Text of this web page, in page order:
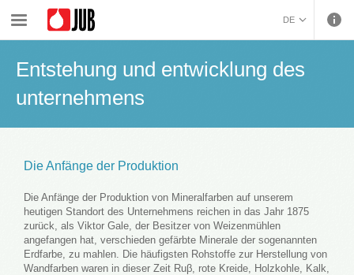
HRVATSKI (CROATIAN)
DE
ΕΛΛΗΝΙΚΑ (GREEK)
МАКЕДОНСКИ
(MACEDONIAN)
ROMÂNĂ (ROMANIAN)
РУССКИЙ (RUSSIAN)
СРПСКИ (SERBIAN)
Über das Unternehmen
Entstehung und entwicklung des
unternehmens
Die Anfänge der Produktion
Die Anfänge der Produktion von Mineralfarben auf unserem
heutigen Standort des Unternehmens reichen in das Jahr 1875
zurück, als Viktor Gale, der Besitzer von Weizenmühlen
angefangen hat, verschieden gefärbte Minerale der sogenannten
Erdfarbe, zu mahlen. Die häufigsten Rohstoffe zur Herstellung von
Wandfarben waren in dieser Zeit Ruβ, rote Kreide, Holzkohle, Kalk,